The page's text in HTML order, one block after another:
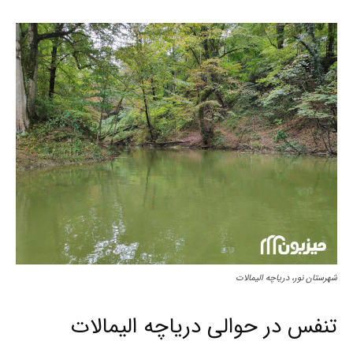
شهرستان نور، دریاچه الیمالات
تنفس در حوالی دریاچه الیمالات